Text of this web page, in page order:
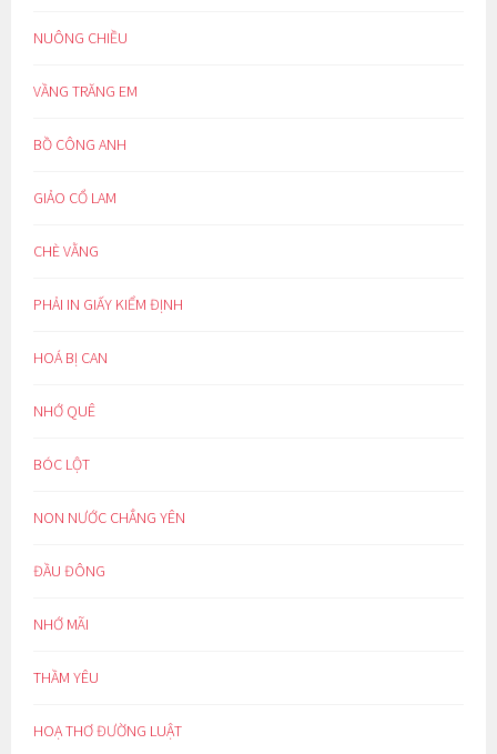
NUÔNG CHIỀU
VẦNG TRĂNG EM
BỒ CÔNG ANH
GIẢO CỔ LAM
CHÈ VẰNG
PHẢI IN GIẤY KIỂM ĐỊNH
HOÁ BỊ CAN
NHỚ QUÊ
BÓC LỘT
NON NƯỚC CHẲNG YÊN
ĐẦU ĐÔNG
NHỚ MÃI
THẦM YÊU
HOẠ THƠ ĐƯỜNG LUẬT